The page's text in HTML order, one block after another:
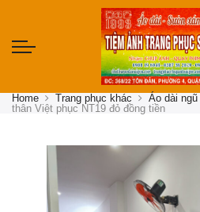
Home Trang phục khác Áo dài
thân Việt phục NT19 đỏ đồng tiền